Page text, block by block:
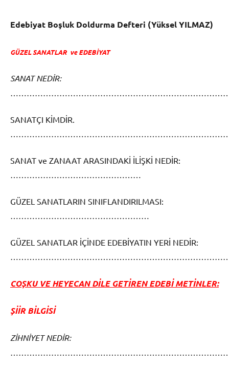
Edebiyat Boşluk Doldurma Defteri (Yüksel YILMAZ)
GÜZEL SANATLAR ve EDEBİYAT
SANAT NEDİR:
SANATÇI KİMDİR.
SANAT ve ZANAAT ARASINDAKİ İLİŞKİ NEDİR:
GÜZEL SANATLARIN SINIFLANDIRILMASI:
GÜZEL SANATLAR İÇİNDE EDEBİYATIN YERİ NEDİR:
COŞKU VE HEYECAN DİLE GETİREN EDEBİ METİNLER:
ŞİİR BİLGİSİ
ZİHNİYET NEDİR: